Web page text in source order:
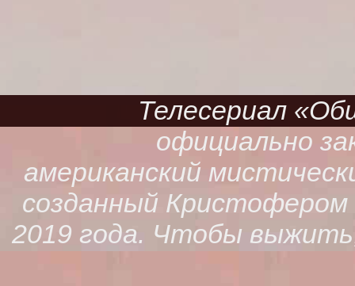
Телесериал
официально
американский
созданный
2019 года. Чтобы